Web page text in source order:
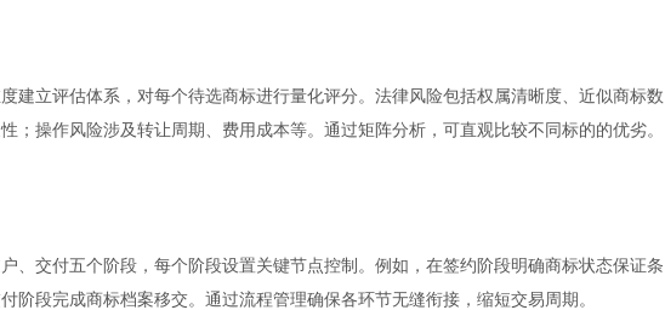
建立评估体系，对每个待选商标进行量化评分。法律风险包括权属清晰度、近似商标数
；操作风险涉及转让周期、费用成本等。通过矩阵分析，可直观比较不同标的的优劣。
、交付五个阶段，每个阶段设置关键节点控制。例如，在签约阶段明确商标状态保证条
阶段完成商标档案移交。通过流程管理确保各环节无缝衔接，缩短交易周期。